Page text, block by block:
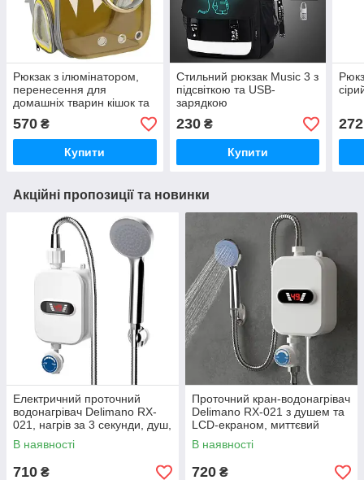
Рюкзак з ілюмінатором,
перенесення для
домашніх тварин кішок та
маленьких собак до 8 кг
570 ₴
Купити
Стильний рюкзак Music 3 з
підсвіткою та USB-
зарядкою
230₴
Купити
272
Акційні пропозиції та новинки
Електричний проточний
водонагрівач Delimano RX-
021, нагрів за 3 секунди, душ,
дисплей
В наявності
710 ₴
Проточний кран-водонагрівач
Delimano RX-021 з душем та
LCD-екраном, миттєвий
нагрів води
В наявності
720 ₴